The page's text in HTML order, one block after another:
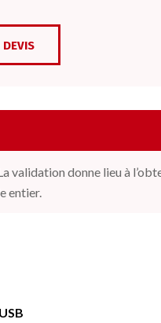
DEVIS
validation donne lieu à
entier.